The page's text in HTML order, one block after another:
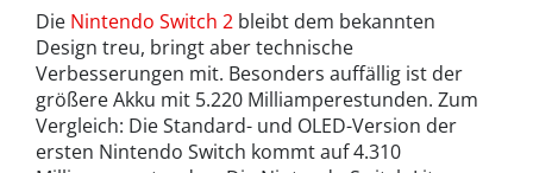
Die Nintendo Switch 2 bleibt dem bekannten
Design treu, bringt aber technische
Verbesserungen mit. Besonders auffällig ist der
größere Akku mit 5.220 Milliamperestunden. Zum
Vergleich: Die Standard- und OLED-Version der
ersten Nintendo Switch kommt auf 4.310